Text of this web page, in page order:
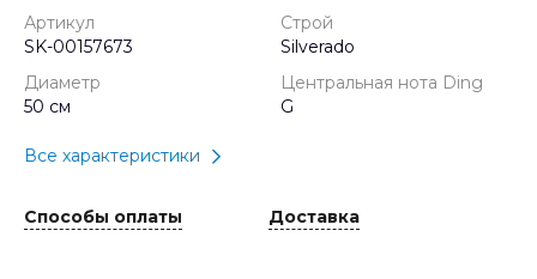
Артикул
SK-00157673
Строй
Silverado
Диаметр
50 см
Центральная нота Ding
G
Все характеристики
Способы оплаты Доставка